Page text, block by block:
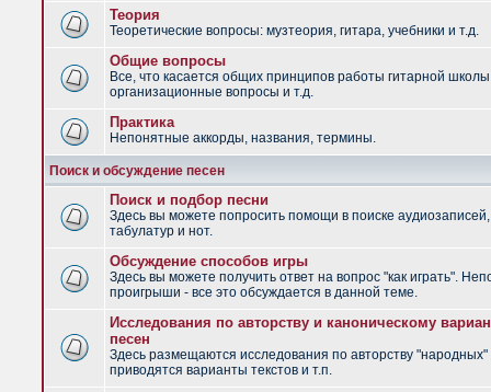
Теория
Теоретические вопросы: музтеория, гитара, учебники и т.д.
Общие вопросы
Все, что касается общих принципов работы гитарной
организационные вопросы и т.д.
Практика
Непонятные аккорды, названия, термины.
Поиск и обсуждение песен
Поиск и подбор песни
Здесь вы можете попросить помощи в поиске аудиозаписей,
табулатур и нот.
Обсуждение способов игры
Здесь вы можете получить ответ на вопрос "как играть".
проигрыши - все это обсуждается в данной теме.
Исследования по авторству и каноническому
песен
Здесь размещаются исследования по авторству "народных"
приводятся варианты текстов и т.п.